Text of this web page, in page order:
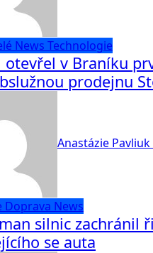
News Technologie
otevřel v Braníku
prodejnu
Anastázie Pavliuk
Doprava News
silnic zachránil
se auta